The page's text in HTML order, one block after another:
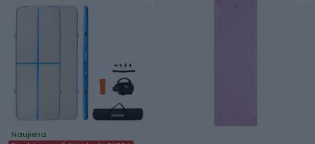
Naujiena